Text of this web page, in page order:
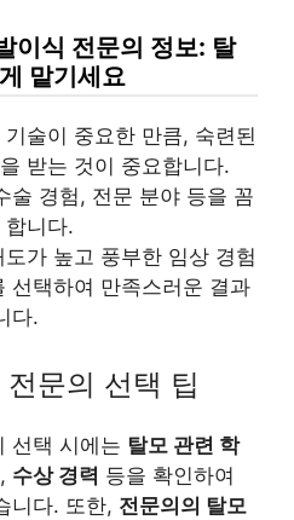
이식 전문의 정보: 탈
맡기세요
술이 중요한 만큼, 숙련된
받는 것이 중요합니다.
술 경험, 전문 분야 등을 꼼
합니다.
가 높고 풍부한 임상 경험
선택하여 만족스러운 결과
다.
문의 선택 팁
선택 시에는 탈모 관련 학
, 수상 경력 등을 확인하여
니다. 또한, 전문의의 탈모